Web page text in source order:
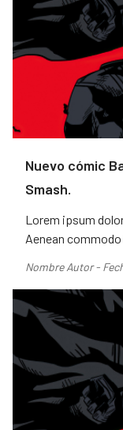
Nuevo cómic
Smash.
Lorem ipsum
Aenean
Nombre Autor -